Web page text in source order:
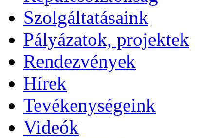
Szolgáltatásaink
Pályázatok, projektek
Rendezvények
Hírek
Tevékenységeink
Videók